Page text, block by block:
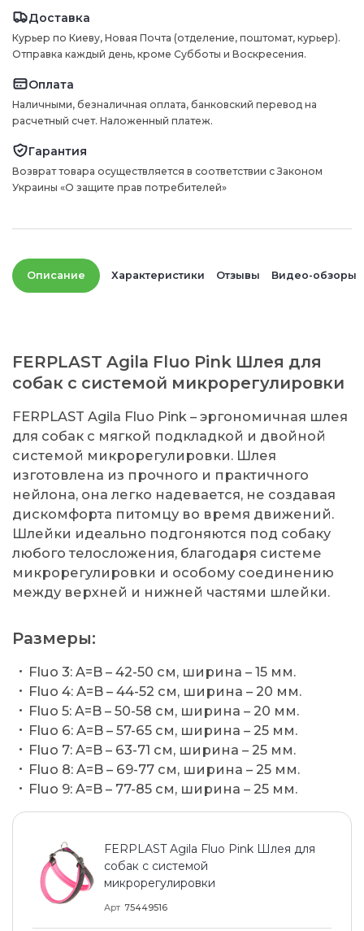
Доставка
Курьер по Киеву, Новая Почта (отделение, поштомат, курьер).
Отправка каждый день, кроме Субботы и Воскресения.
Оплата
Наличными, безналичная оплата, банковский перевод на
расчетный счет. Наложенный платеж.
Гарантия
Возврат товара осуществляется в соответствии с Законом
Украины «О защите прав потребителей»
Описание Характеристики Отзывы Видео-обзоры
FERPLAST Agila Fluo Pink Шлея для
собак с системой микрорегулировки
FERPLAST Agila Fluo Pink – эргономичная шлея
для собак с мягкой подкладкой и двойной
системой микрорегулировки. Шлея
изготовлена из прочного и практичного
нейлона, она легко надевается, не создавая
дискомфорта питомцу во время движений.
Шлейки идеально подгоняются под собаку
любого телосложения, благодаря системе
микрорегулировки и особому соединению
между верхней и нижней частями шлейки.
Размеры:
Fluo 3: A=B – 42-50 см, ширина – 15 мм.
Fluo 4: A=B – 44-52 см, ширина – 20 мм.
Fluo 5: A=B – 50-58 см, ширина – 20 мм.
Fluo 6: A=B – 57-65 см, ширина – 25 мм.
Fluo 7: A=B – 63-71 см, ширина – 25 мм.
Fluo 8: A=B – 69-77 см, ширина – 25 мм.
Fluo 9: A=B – 77-85 см, ширина – 25 мм.
FERPLAST Agila Fluo Pink Шлея для
собак с системой
микрорегулировки
Арт 75449516